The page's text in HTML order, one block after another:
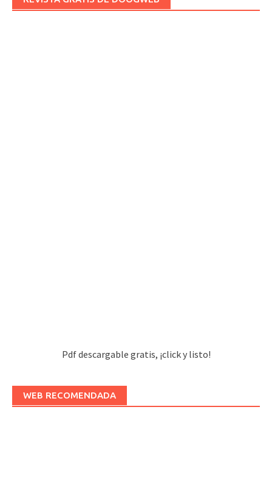
Pdf descargable gratis, ¡click y listo!
WEB RECOMENDADA